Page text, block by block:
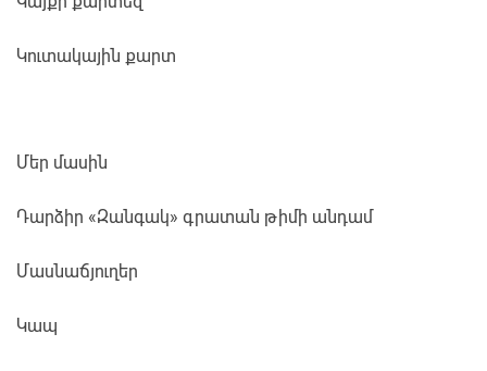
Կուտակային քարտ
Մեր մասին
Դարձիր «Զանգակ» գրատան թիմի անդամ
Մասնաճյուղեր
Կապ